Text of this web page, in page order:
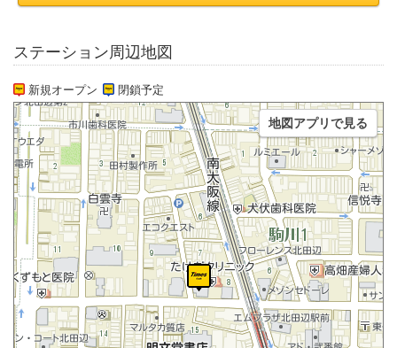
ステーション周辺地図
新規オープン 閉鎖予定
地図アプリで見る